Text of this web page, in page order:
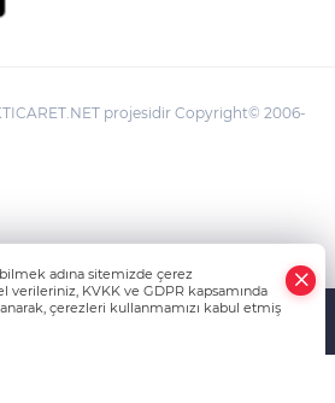
projesidir Copyright© 2006-
adına sitemizde çerez
verileriniz, KVKK ve GDPR kapsamında
çerezleri kullanmamızı kabul etmiş